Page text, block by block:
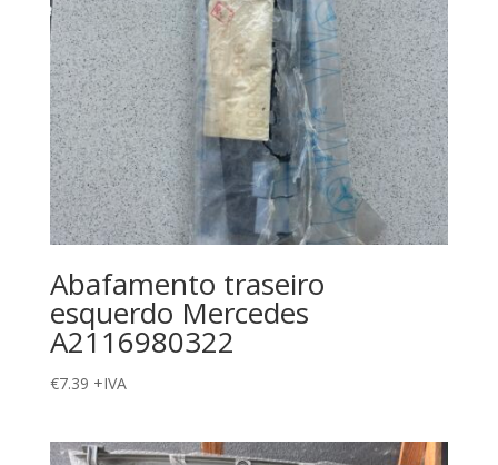
Abafamento traseiro
esquerdo Mercedes
A2116980322
€7.39 +IVA